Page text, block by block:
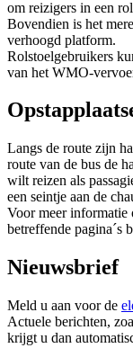
om reizigers in een
Bovendien is het
verhoogd platform.
Rolstoelgebruikers
van het WMO-
Langs de route zijn
route van de bus de
wilt reizen als
een seintje aan de
Voor meer
betreffende pagina´s
Nieuwsbrief
Meld u aan voor de
Actuele berichten,
krijgt u dan